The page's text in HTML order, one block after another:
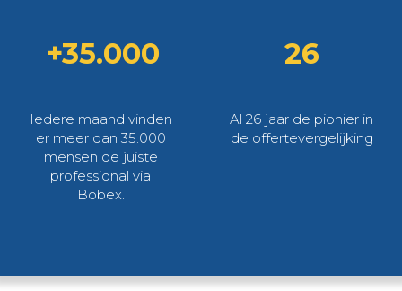
+35.000
Iedere maand vinden
er meer dan 35.000
mensen de juiste
professional via
Bobex.
26
Al 26 jaar de pionier in
de offertevergelijking